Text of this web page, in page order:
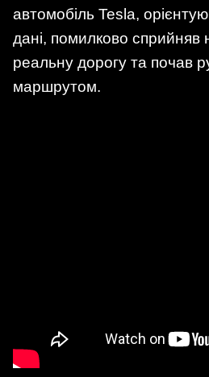
автомобіль Tesla,
дані, помилково сприйняв
реальну дорогу та почав
маршрутом.